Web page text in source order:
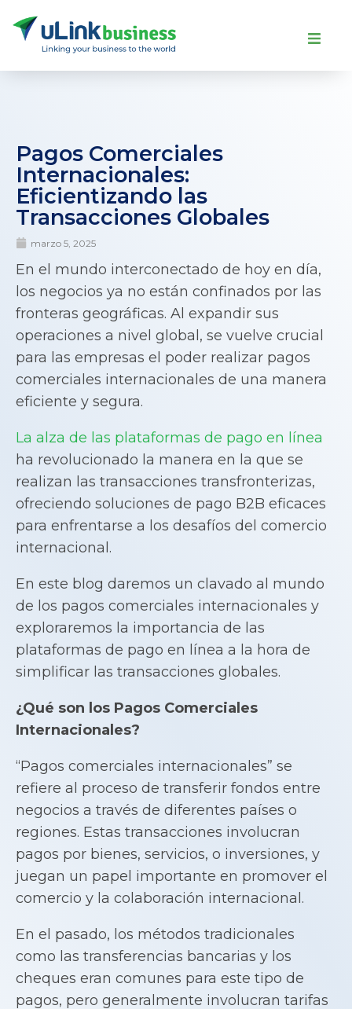
Pagos Comerciales
Internacionales:
Eficientizando las
Transacciones Globales
marzo 5, 2025
En el mundo interconectado de hoy en día,
los negocios ya no están confinados por las
fronteras geográficas. Al expandir sus
operaciones a nivel global, se vuelve crucial
para las empresas el poder realizar pagos
comerciales internacionales de una manera
eficiente y segura.
La alza de las plataformas de pago en línea
ha revolucionado la manera en la que se
realizan las transacciones transfronterizas,
ofreciendo soluciones de pago B2B eficaces
para enfrentarse a los desafíos del comercio
internacional.
En este blog daremos un clavado al mundo
de los pagos comerciales internacionales y
exploraremos la importancia de las
plataformas de pago en línea a la hora de
simplificar las transacciones globales.
¿Qué son los Pagos Comerciales
Internacionales?
“Pagos comerciales internacionales” se
refiere al proceso de transferir fondos entre
negocios a través de diferentes países o
regiones. Estas transacciones involucran
pagos por bienes, servicios, o inversiones, y
juegan un papel importante en promover el
comercio y la colaboración internacional.
En el pasado, los métodos tradicionales
como las transferencias bancarias y los
cheques eran comunes para este tipo de
pagos, pero generalmente involucran tarifas